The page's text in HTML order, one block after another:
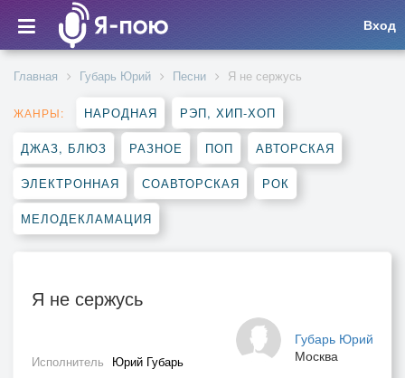
Вход
Главная Губарь Юрий Песни Я не сержусь
ЖАНРЫ: НАРОДНАЯ РЭП, ХИП-ХОП
ДЖАЗ, БЛЮЗ РАЗНОЕ ПОП АВТОРСКАЯ
ЭЛЕКТРОННАЯ СОАВТОРСКАЯ РОК
МЕЛОДЕКЛАМАЦИЯ
Я не сержусь
Губарь Юрий
Москва
Исполнитель Юрий Губарь